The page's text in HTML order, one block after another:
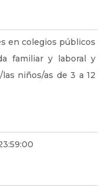
en colegios públicos
familiar y laboral y
niños/as de 3 a 12